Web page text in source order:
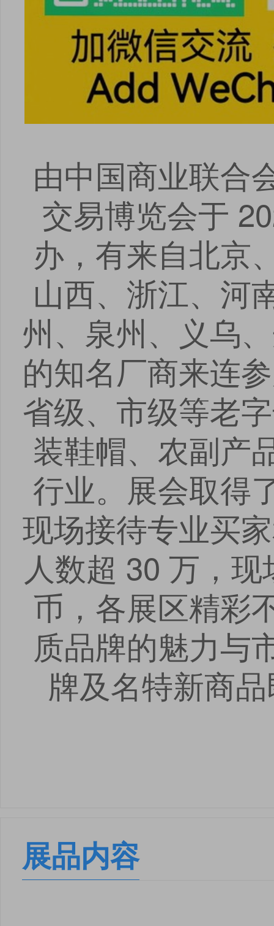
由中国商业联合
交易博览会于
办，有来自北京
山西、浙江、河
州、泉州、义乌
的知名厂商来连
省级、市级等老
装鞋帽、农副产
行业。展会取得
现场接待专业买
人数超 30 万，
币，各展区精彩
质品牌的魅力与
牌及名特新商
展品内容